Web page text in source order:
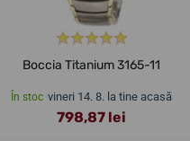
Boccia Titanium 3165-11
În stoc vineri 14. 8. la tine acasă
798,87 lei